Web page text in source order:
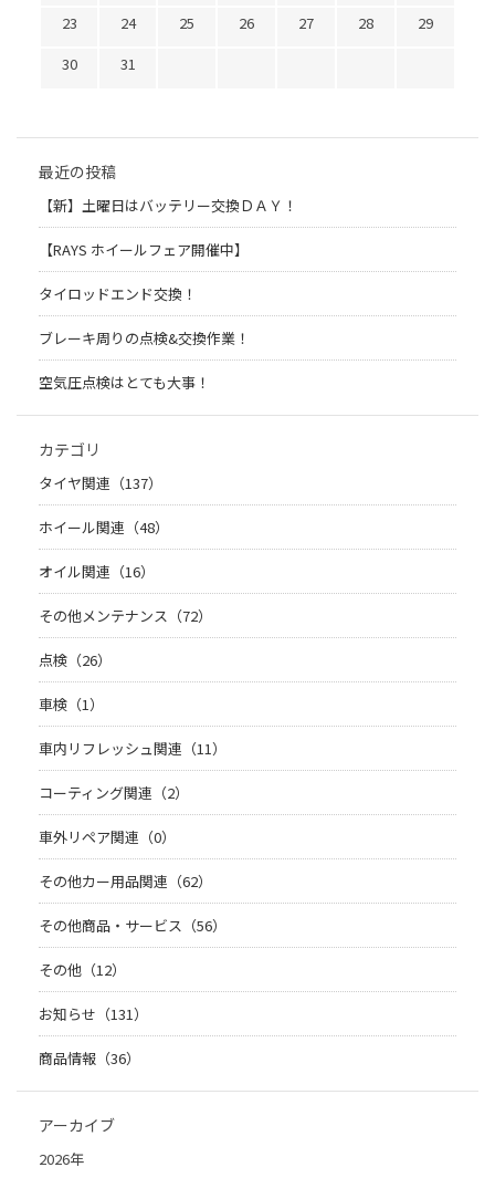
23
24 25 26 27 28
29
30
31
最近の投稿
【新】土曜日はバッテリー交換ＤＡＹ！
【RAYS ホイールフェア開催中】
タイロッドエンド交換！
ブレーキ周りの点検&交換作業！
空気圧点検はとても大事！
カテゴリ
タイヤ関連（137）
ホイール関連（48）
オイル関連（16）
その他メンテナンス（72）
点検（26）
車検（1）
車内リフレッシュ関連（11）
コーティング関連（2）
車外リペア関連（0）
その他カー用品関連（62）
その他商品・サービス（56）
その他（12）
お知らせ（131）
商品情報（36）
アーカイブ
2026年